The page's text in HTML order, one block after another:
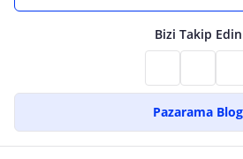
Bizi Takip Edin
Pazarama Blog